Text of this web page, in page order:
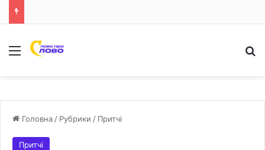
Меню
Головна / Рубрики / Притчі
Притчі